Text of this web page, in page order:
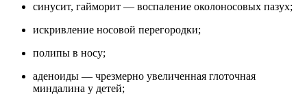
синусит, гайморит — воспаление околоносовых пазух;
искривление носовой перегородки;
полипы в носу;
аденоиды — чрезмерно увеличенная глоточная
миндалина у детей;